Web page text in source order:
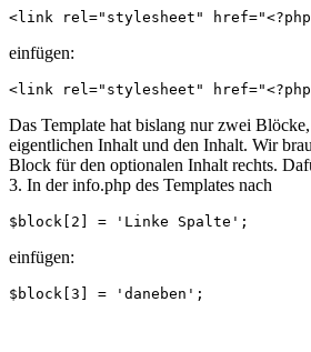
<link rel="stylesheet" href="<?php
einfügen:
<link rel="stylesheet" href="<?php
Das Template hat bislang nur zwei
eigentlichen Inhalt und den Inhalt. Wir
Block für den optionalen Inhalt rechts.
3. In der info.php des Templates nach
$block[2] = 'Linke Spalte';
einfügen:
$block[3] = 'daneben';